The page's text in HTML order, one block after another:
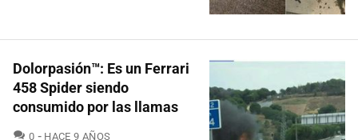
Dolorpasión™: Es un Ferrari
458 Spider siendo
consumido por las llamas
0 COMENTARIOS
HACE 9 AÑOS